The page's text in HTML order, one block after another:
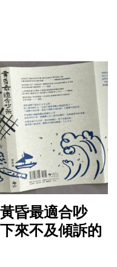
昏最適合吵
來不及傾訴的